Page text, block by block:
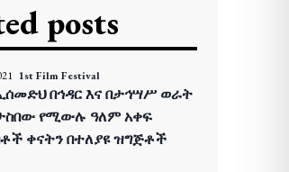
posts
1st Film Festival
በኅዳር እና በታኅሣሥ ወራት
ታስበው የሚውሉ ዓለም አቀፍ
ቀናትን በተለያዩ ዝግጅቶች